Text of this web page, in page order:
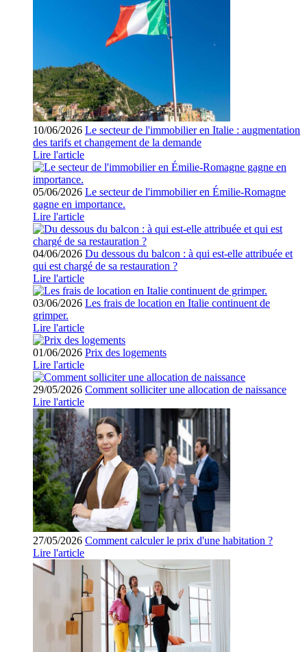
10/06/2026 Le secteur de l'immobilier en Italie : augmentation
des tarifs et changement de la demande
Lire l'article
05/06/2026 Le secteur de l'immobilier en Émilie-Romagne
gagne en importance.
Lire l'article
04/06/2026 Du dessous du balcon : à qui est-elle attribuée et
qui est chargé de sa restauration ?
Lire l'article
03/06/2026 Les frais de location en Italie continuent de
grimper.
Lire l'article
01/06/2026 Prix des logements
Lire l'article
29/05/2026 Comment solliciter une allocation de naissance
Lire l'article
27/05/2026 Comment calculer le prix d'une habitation ?
Lire l'article